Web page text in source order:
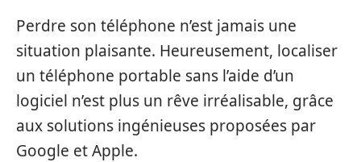
Perdre son téléphone n’est jamais une
situation plaisante. Heureusement, localiser
un téléphone portable sans l’aide d’un
logiciel n’est plus un rêve irréalisable, grâce
aux solutions ingénieuses proposées par
Google et Apple.